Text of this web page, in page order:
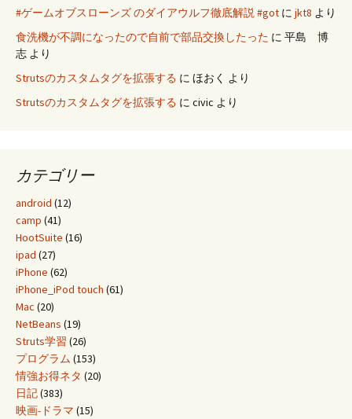
#ゲームオブスローンズ のダイアウルフ徹底解説 #got に jkt8 より
食洗機が不調になったので自前で部品交換したった に 平島 博
志 より
Strutsのカスタムタグを拡張する に ほおく より
Strutsのカスタムタグを拡張する に civic より
カテゴリー
android (12)
camp (41)
HootSuite (16)
ipad (27)
iPhone (62)
iPhone_iPod touch (61)
Mac (20)
NetBeans (19)
Struts学習 (26)
プログラム (153)
情強お得ネタ (20)
日記(383)
映画-ドラマ (15)